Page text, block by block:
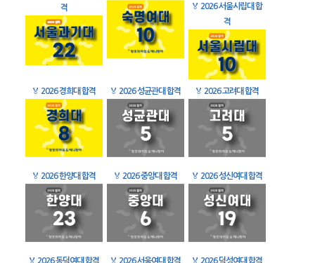
격
🏅 2026 서울시립대 합
격
🏅 2026 경희대 합격 🏅 2026 성균관대 합격 🏅 2026 고려대 합격
🏅 2026 한양대 합격 🏅 2026 중앙대 합격 🏅 2026 성신여대 합격
🏅 2026 동덕여대 합격 🏅 2026 서울여대 합격 🏅 2026 덕성여대 합격